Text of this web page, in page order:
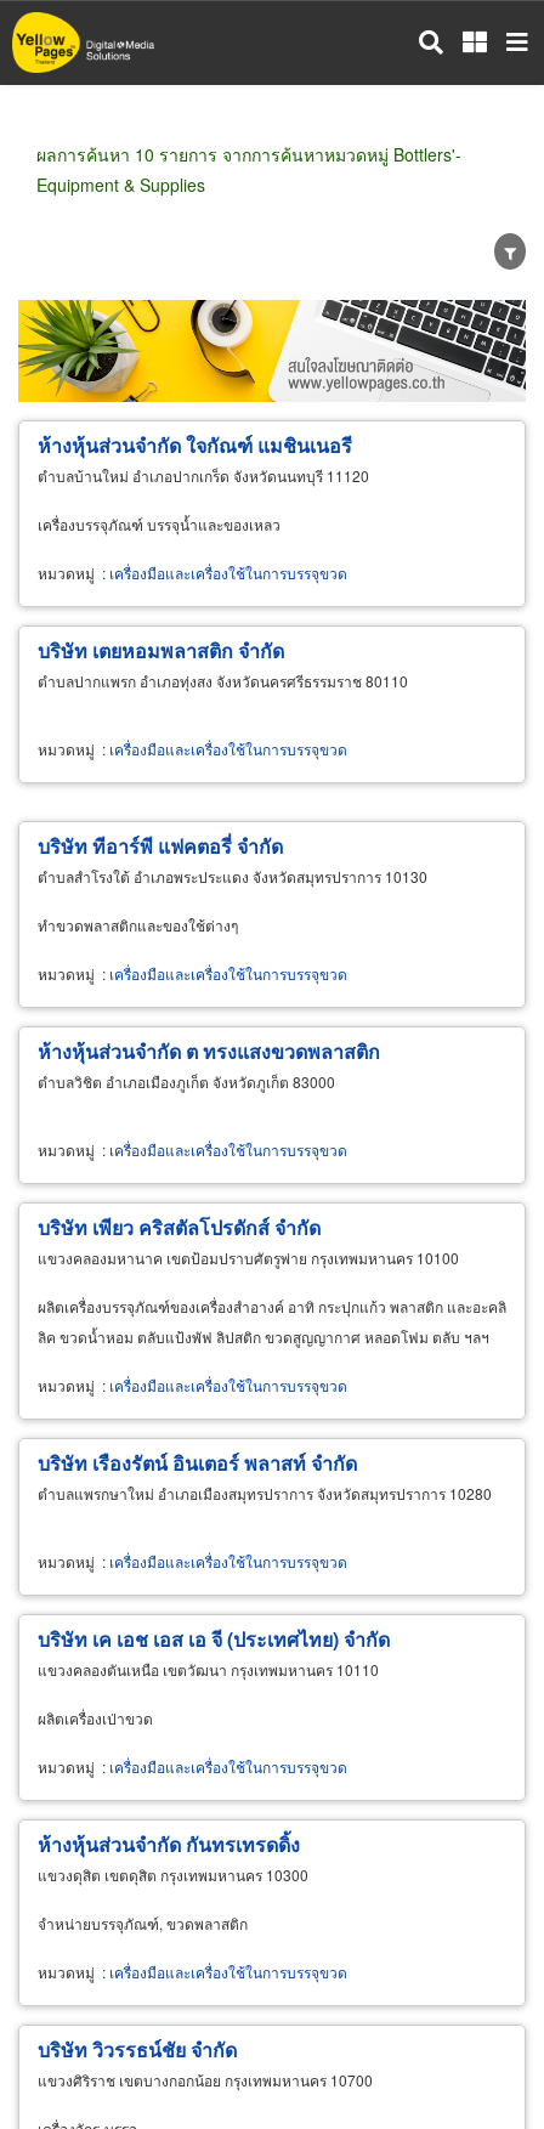
ข้าม
ไป
ผลการค้นหา 10 รายการ จากการค้นหาหมวดหมู่ Bottlers'-
Equipment & Supplies
ขายส่ง ขายปลีก ผู้ผลิต
ตัวแทนจัดจำหน่าย
ผู้ส่งออก/นำเข้า
ธุรกิจบริการ
ห้างหุ้นส่วนจำกัด ใจกัณฑ์ แมชินเนอรี
ตำบลบ้านใหม่ อำเภอปากเกร็ด จังหวัดนนทบุรี 11120
เครื่องบรรจุภัณฑ์ บรรจุน้ำและของเหลว
หมวดหมู่ : เครื่องมือและเครื่องใช้ในการบรรจุขวด
บริษัท เตยหอมพลาสติก จำกัด
ตำบลปากแพรก อำเภอทุ่งสง จังหวัดนครศรีธรรมราช 80110
หมวดหมู่ : เครื่องมือและเครื่องใช้ในการบรรจุขวด
บริษัท ทีอาร์พี แฟคตอรี่ จำกัด
ตำบลสำโรงใต้ อำเภอพระประแดง จังหวัดสมุทรปราการ 10130
ทำขวดพลาสติกและของใช้ต่างๆ
หมวดหมู่ : เครื่องมือและเครื่องใช้ในการบรรจุขวด
ห้างหุ้นส่วนจำกัด ต ทรงแสงขวดพลาสติก
ตำบลวิชิต อำเภอเมืองภูเก็ต จังหวัดภูเก็ต 83000
หมวดหมู่ : เครื่องมือและเครื่องใช้ในการบรรจุขวด
บริษัท เพียว คริสตัลโปรดักส์ จำกัด
แขวงคลองมหานาค เขตป้อมปราบศัตรูพ่าย กรุงเทพมหานคร 10100
ผลิตเครื่องบรรจุภัณฑ์ของเครื่องสำอางค์ อาทิ กระปุกแก้ว พลาสติก และอะคลิ
ลิค ขวดน้ำหอม ตลับแป้งพัฟ ลิปสติก ขวดสูญญากาศ หลอดโฟม ตลับ ฯลฯ
หมวดหมู่ : เครื่องมือและเครื่องใช้ในการบรรจุขวด
บริษัท เรืองรัตน์ อินเตอร์ พลาสท์ จำกัด
ตำบลแพรกษาใหม่ อำเภอเมืองสมุทรปราการ จังหวัดสมุทรปราการ 10280
หมวดหมู่ : เครื่องมือและเครื่องใช้ในการบรรจุขวด
บริษัท เค เอช เอส เอ จี (ประเทศไทย) จำกัด
แขวงคลองตันเหนือ เขตวัฒนา กรุงเทพมหานคร 10110
ผลิตเครื่องเป่าขวด
หมวดหมู่ : เครื่องมือและเครื่องใช้ในการบรรจุขวด
ห้างหุ้นส่วนจำกัด กันทรเทรดดิ้ง
แขวงดุสิต เขตดุสิต กรุงเทพมหานคร 10300
จำหน่ายบรรจุภัณฑ์, ขวดพลาสติก
หมวดหมู่ : เครื่องมือและเครื่องใช้ในการบรรจุขวด
บริษัท วิวรรธน์ชัย จำกัด
แขวงศิริราช เขตบางกอกน้อย กรุงเทพมหานคร 10700